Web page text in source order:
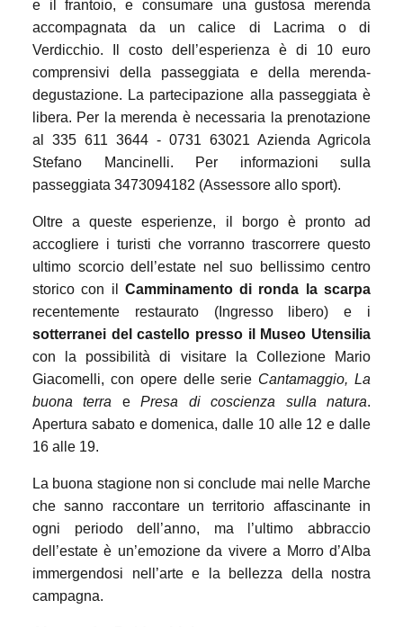
e il frantoio, e consumare una gustosa merenda
accompagnata da un calice di Lacrima o di
Verdicchio. Il costo dell’esperienza è di 10 euro
comprensivi della passeggiata e della merenda-
degustazione. La partecipazione alla passeggiata è
libera. Per la merenda è necessaria la prenotazione
al 335 611 3644 - 0731 63021 Azienda Agricola
Stefano Mancinelli. Per informazioni sulla
passeggiata 3473094182 (Assessore allo sport).
Oltre a queste esperienze, il borgo è pronto ad
accogliere i turisti che vorranno trascorrere questo
ultimo scorcio dell’estate nel suo bellissimo centro
storico con il Camminamento di ronda la scarpa
recentemente restaurato (Ingresso libero) e i
sotterranei del castello presso il Museo Utensilia
con la possibilità di visitare la Collezione Mario
Giacomelli, con opere delle serie Cantamaggio, La
buona terra ePresa di coscienza sulla natura.
Apertura sabato e domenica, dalle 10 alle 12 e dalle
16 alle 19.
La buona stagione non si conclude mai nelle Marche
che sanno raccontare un territorio affascinante in
ogni periodo dell’anno, ma l’ultimo abbraccio
dell’estate è un’emozione da vivere a Morro d’Alba
immergendosi nell’arte e la bellezza della nostra
campagna.